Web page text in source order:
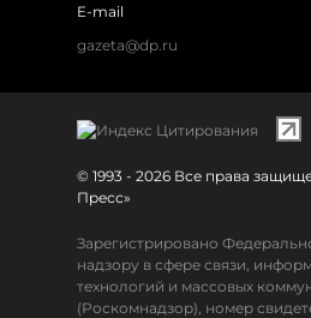
E-mail
gazeta@dp.ru
© 1993 - 2026 Все права
Пресс»
Зарегистрировано
надзору в сфере связи,
технологий и массовых
(Роскомнадзор), номер